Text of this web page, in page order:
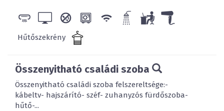
Hűtőszekrény
Összenyitható családi szoba
Összenyitható családi szoba felszereltsége:-
kábeltv- hajszárító- széf- zuhanyzós fürdőszoba-
hűtő-...